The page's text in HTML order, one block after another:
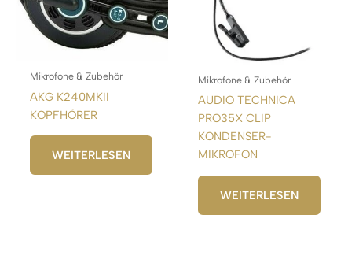
Mikrofone & Zubehör
AKG K240MKII
KOPFHÖRER
WEITERLESEN
Mikrofone & Zubehör
AUDIO TECHNICA
PRO35X CLIP
KONDENSER-
MIKROFON
WEITERLESEN